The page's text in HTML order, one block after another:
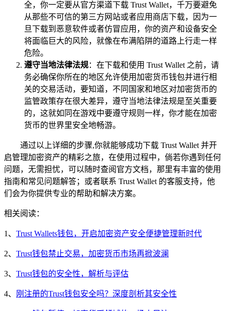
全，你一定要从官方渠道下载 Trust Wallet，千万要避免
从那些不可信的第三方网站或者应用商店下载，因为一
旦下载到恶意软件或者仿冒应用，你的资产和设备安全
将面临巨大的风险，就像在布满陷阱的道路上行走一样
危险。
遵守当地法律法规：在下载和使用 Trust Wallet 之前，请
务必确保你所在的地区允许使用加密货币钱包并进行相
关的交易活动，要知道，不同国家和地区对加密货币的
监管政策存在很大差异，遵守当地法律法规是至关重要
的，这就如同在游戏中要遵守规则一样，你才能在加密
货币的世界里安全地畅游。
通过以上详细的步骤,你就能够成功下载 Trust Wallet 并开
启管理加密资产的精彩之旅，在使用过程中，倘若你遇到任何
问题，无需担忧，可以随时查阅官方文档，那里有丰富的使用
指南和常见问题解答；或者联系 Trust Wallet 的客服支持，他
们会为你提供专业的帮助和解决方案。
相关阅读：
1、 Trust Wallets钱包，开启加密资产安全便捷管理新时代
2、 Trust钱包禁止交易，加密货币市场再掀波澜
3、 Trust钱包的安全性，解析与评估
4、 刚注册的Trust钱包安全吗？深度剖析其安全性